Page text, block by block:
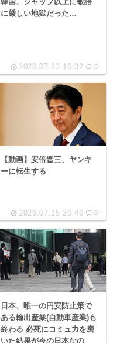
に厳しい地獄だった…
2026.07.23 16:32 0
【動画】安倍晋三、ヤンキ
ーに転生する
2026.07.15 20:46 0
日本、唯一の円安防止策で
ある輸出産業(自動車産業)も
終わる 必死にコミュ力を磨
いた結果が今の日本なの